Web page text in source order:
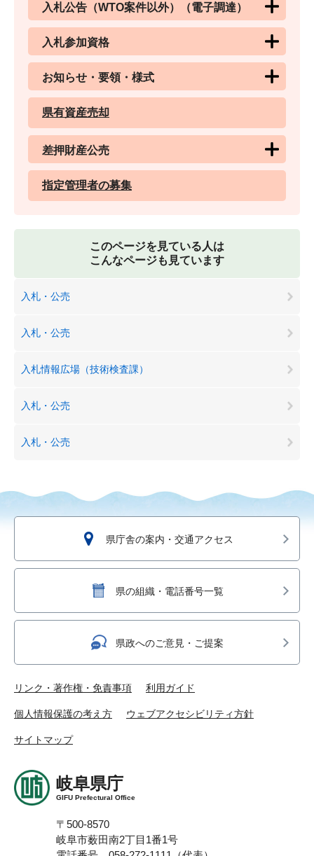
入札公告（WTO案件以外）（電子調達）
入札参加資格
お知らせ・要領・様式
県有資産売却
差押財産公売
指定管理者の募集
このページを見ている人は
こんなページも見ています
入札・公売
入札・公売
入札情報広場（技術検査課）
入札・公売
入札・公売
県庁舎の案内・交通アクセス
県の組織・電話番号一覧
県政へのご意見・ご提案
リンク・著作権・免責事項 利用ガイド
個人情報保護の考え方 ウェブアクセシビリティ方針
サイトマップ
岐阜県庁
GIFU Prefectural Office
〒500-8570
岐阜市薮田南2丁目1番1号